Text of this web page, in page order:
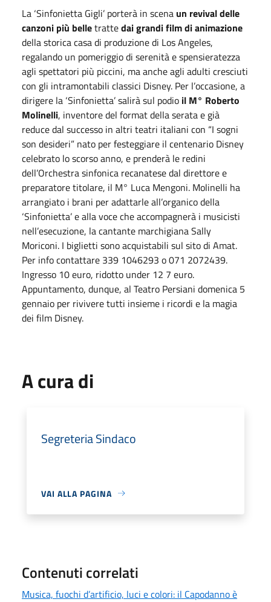
La ‘Sinfonietta Gigli’ porterà in scena un revival delle
canzoni più belletrattedai grandi film di animazione
della storica casa di produzione di Los Angeles,
regalando un pomeriggio di serenità e spensieratezza
agli spettatori più piccini, ma anche agli adulti cresciuti
con gli intramontabili classici Disney. Per l’occasione, a
dirigere la ‘Sinfonietta’ salirà sul podio il M° Roberto
Molinelli, inventore del format della serata e già
reduce dal successo in altri teatri italiani con “I sogni
son desideri” nato per festeggiare il centenario Disney
celebrato lo scorso anno, e prenderà le redini
dell’Orchestra sinfonica recanatese dal direttore e
preparatore titolare, il M° Luca Mengoni. Molinelli ha
arrangiato i brani per adattarle all’organico della
‘Sinfonietta’ e alla voce che accompagnerà i musicisti
nell’esecuzione, la cantante marchigiana Sally
Moriconi. I biglietti sono acquistabili sul sito di Amat.
Per info contattare 339 1046293 o 071 2072439.
Ingresso 10 euro, ridotto under 12 7 euro.
Appuntamento, dunque, al Teatro Persiani domenica 5
gennaio per rivivere tutti insieme i ricordi e la magia
dei film Disney.
A cura di
Segreteria Sindaco
VAI ALLA PAGINA
Contenuti correlati
Musica, fuochi d’artificio, luci e colori: il Capodanno è